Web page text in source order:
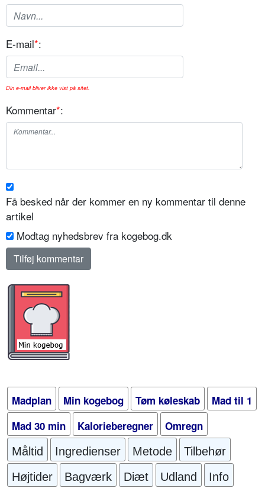
E-mail*:
Din e-mail bliver ikke vist på sitet.
Kommentar*:
Få besked når der kommer en ny kommentar til denne
artikel
Modtag nyhedsbrev fra kogebog.dk
Madplan Min kogebog Tøm køleskab
Mad til 1
Mad 30 min
Kalorieberegner Omregn
Måltid Ingredienser Metode
Tilbehør
Højtider
Bagværk Diæt Udland Info